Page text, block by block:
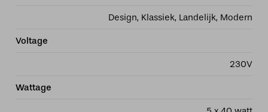
Design, Klassiek, Landelijk, Modern
Voltage
230V
Wattage